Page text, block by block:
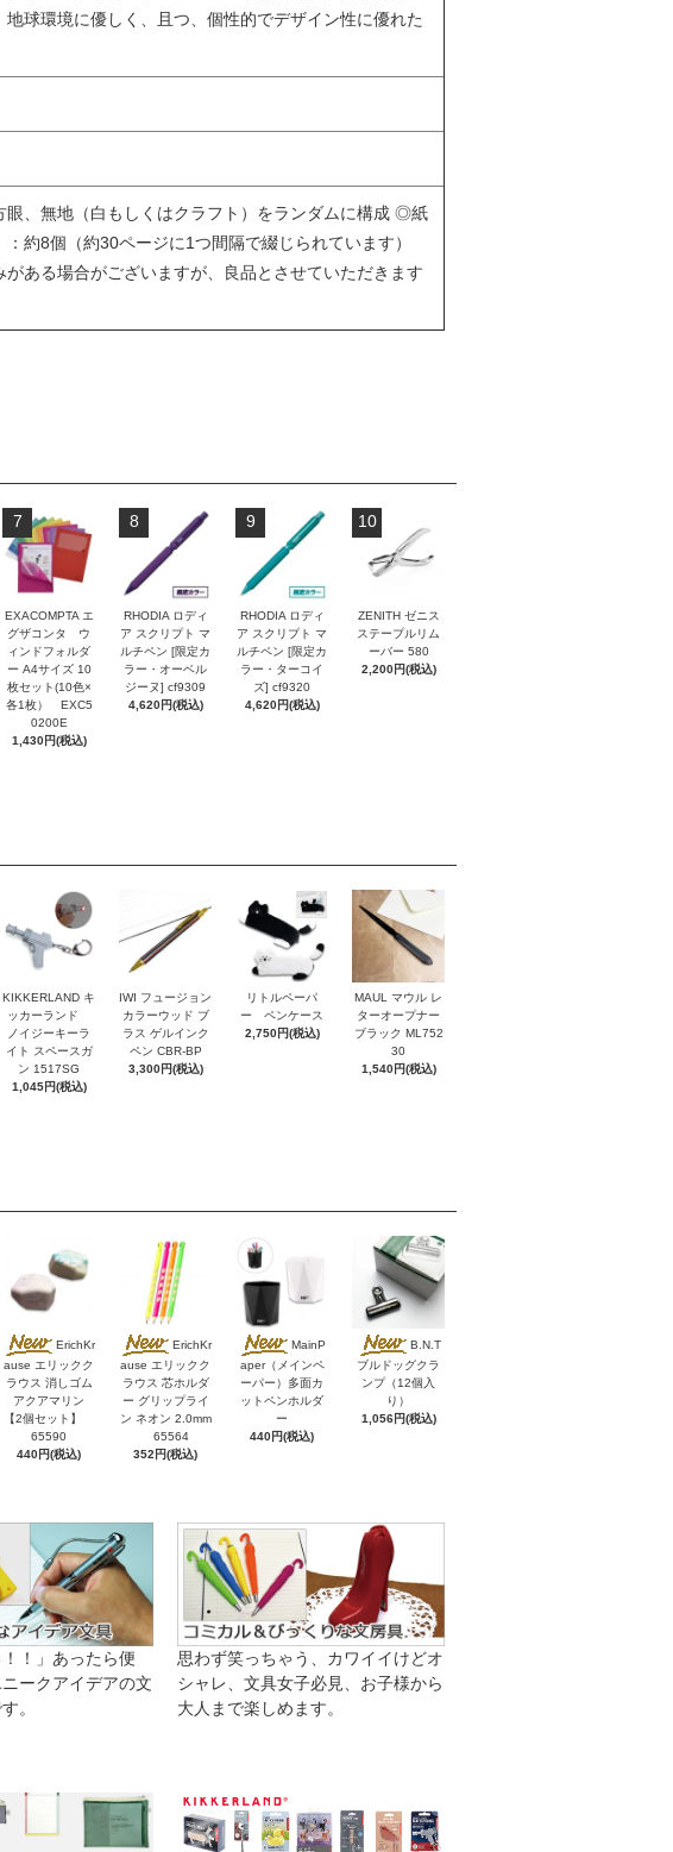
球環境に優しく、且つ、個性的でデザイン性に優れた
、無地（白もしくはクラフト）をランダムに構成 ◎紙
約8個（約30ページに1つ間隔で綴じられています）
ある場合がございますが、良品とさせていただきます
7
EXACOMPTA エ
グザコンタ ウ
ィンドフォルダ
ー A4サイズ 10
枚セット(10色×
各1枚） EXC5
0200E
1,430円(税込)
8
RHODIA ロディ
ア スクリプト マ
ルチペン [限定カ
ラー・オーベル
ジーヌ] cf9309
4,620円(税込)
9
RHODIA ロディ
ア スクリプト マ
ルチペン [限定カ
ラー・ターコイ
ズ] cf9320
4,620円(税込)
10
ZENITH ゼニス
ステープルリム
ーバー 580
2,200円(税込)
KIKKERLAND キ
ッカーランド
ノイジーキーラ
イト スペースガ
ン 1517SG
1,045円(税込)
IWI フュージョン
カラーウッド ブ
ラス ゲルインク
ペン CBR-BP
3,300円(税込)
リトルペーパ
ー ペンケース
2,750円(税込)
MAUL マウル レ
ターオープナー
ブラック ML752
30
1,540円(税込)
ErichKr
ause エリックク
ラウス 消しゴム
アクアマリン
【2個セット】
65590
440円(税込)
ErichKr
ause エリックク
ラウス 芯ホルダ
ー グリップライ
ン ネオン 2.0mm
65564
352円(税込)
MainP
aper（メインペ
ーパー）多面カ
ットペンホルダ
ー
440円(税込)
B.N.T
ブルドッグクラ
ンプ（12個入
り）
1,056円(税込)
！！」あったら便
ークアイデアの文
。
思わず笑っちゃう、カワイイけどオ
シャレ、文具女子必見、お子様から
大人まで楽しめます。